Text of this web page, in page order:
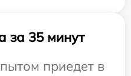
за 35 минут
приедет в